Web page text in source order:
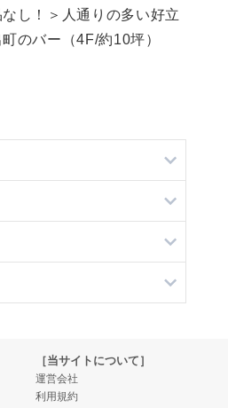
なし！＞人通りの多い好立
のバー（4F/約10坪）
［当サイトについて］
運営会社
利用規約